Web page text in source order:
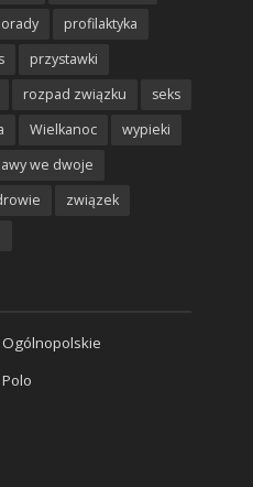
profilaktyka
przystawki
rozpad związku
seks
Wielkanoc
wypieki
we dwoje
związek